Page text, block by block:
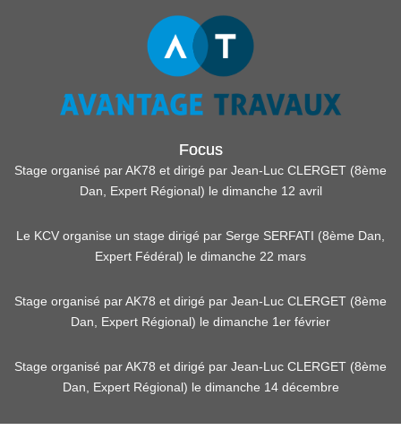
Focus
Stage organisé par AK78 et dirigé par Jean-Luc CLERGET (8ème
Dan, Expert Régional) le dimanche 12 avril
Le KCV organise un stage dirigé par Serge SERFATI (8ème Dan,
Expert Fédéral) le dimanche 22 mars
Stage organisé par AK78 et dirigé par Jean-Luc CLERGET (8ème
Dan, Expert Régional) le dimanche 1er février
Stage organisé par AK78 et dirigé par Jean-Luc CLERGET (8ème
Dan, Expert Régional) le dimanche 14 décembre